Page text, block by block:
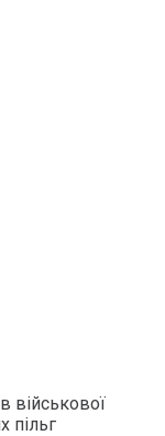
військової
пільг